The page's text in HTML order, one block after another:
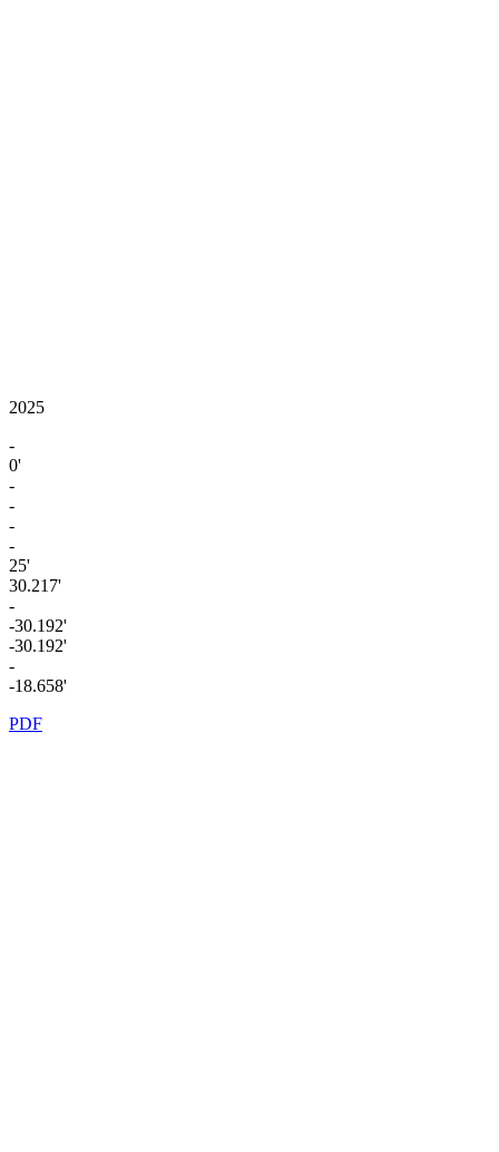
2025
-
0'
-
-
-
-
25'
30.217'
-
-30.192'
-30.192'
-
-18.658'
PDF